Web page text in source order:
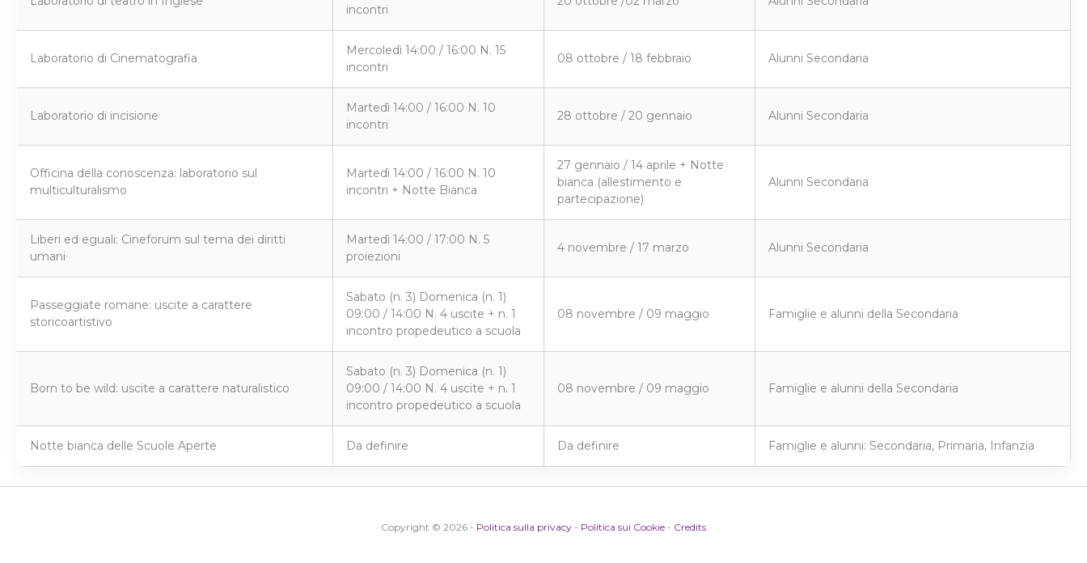
incontri
Laboratorio di Cinematografia
Mercoledì 14:00 / 16:00 N. 15
incontri
08 ottobre / 18 febbraio Alunni Secondaria
Laboratorio di incisione
Martedì 14:00 / 16:00 N. 10
incontri
28 ottobre / 20 gennaio Alunni Secondaria
Officina della conoscenza: laboratorio sul
multiculturalismo
Martedì 14:00 / 16:00 N. 10
incontri + Notte Bianca
27 gennaio / 14 aprile + Notte
bianca (allestimento e
partecipazione)
Alunni Secondaria
Liberi ed eguali: Cineforum sul tema dei diritti
umani
Martedì 14:00 / 17:00 N. 5
proiezioni
4 novembre / 17 marzo Alunni Secondaria
Passeggiate romane: uscite a carattere
storicoartistivo
Sabato (n. 3) Domenica (n. 1)
09:00 / 14:00 N. 4 uscite + n. 1
incontro propedeutico a scuola
08 novembre / 09 maggio Famiglie e alunni della Secondaria
Born to be wild: uscite a carattere naturalistico
Sabato (n. 3) Domenica (n. 1)
09:00 / 14:00 N. 4 uscite + n. 1
incontro propedeutico a scuola
08 novembre / 09 maggio Famiglie e alunni della Secondaria
Notte bianca delle Scuole Aperte Da definire Da definire Famiglie e alunni: Secondaria, Primaria, Infanzia
Copyright © 2026 - Politica sulla privacy - Politica sui Cookie - Credits